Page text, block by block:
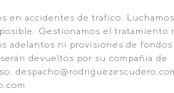
en accidentes de tráfico.
Gestionamos el tratamiento
adelantos ni provisiones de fondos
devueltos por su compañía de